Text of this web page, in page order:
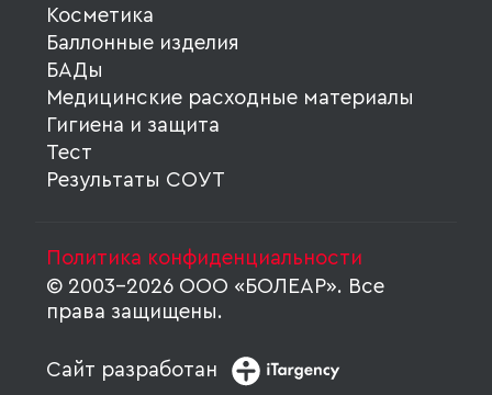
Косметика
Баллонные изделия
БАДы
Медицинские расходные материалы
Гигиена и защита
Тест
Результаты СОУТ
© 2003-2026 ООО «БОЛЕАР». Все
права защищены.
Политика конфиденциальности
Сайт разработан